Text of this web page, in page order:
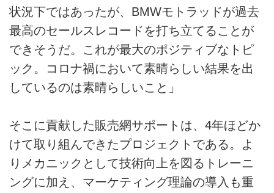
状況下ではあったが、BMWモトラッドが過去
最高のセールスレコードを打ち立てることが
できそうだ。これが最大のポジティブなトピ
ック。コロナ禍において素晴らしい結果を出
しているのは素晴らしいこと」
そこに貢献した販売網サポートは、4年ほどか
けて取り組んできたプロジェクトである。よ
りメカニックとして技術向上を図るトレーニ
ングに加え、マーケティング理論の導入も重